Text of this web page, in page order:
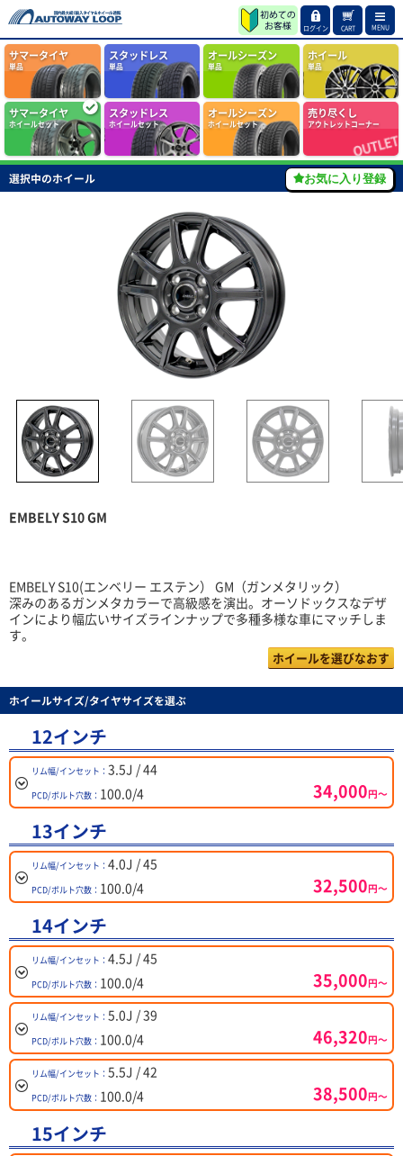
ログイン CART MENU
サマータイヤ
単品
スタッドレス
単品
オールシーズン
単品
ホイール
単品
サマータイヤ
ホイールセット
スタッドレス
ホイールセット
オールシーズン
ホイールセット
売り尽くし
アウトレットコーナー
選択中のホイール お気に入り登録
EMBELY S10 GM
EMBELY S10(エンベリー エステン） GM（ガンメタリック）
深みのあるガンメタカラーで高級感を演出。オーソドックスなデザ
インにより幅広いサイズラインナップで多種多様な車にマッチしま
す。
ホイールを選びなおす
ホイールサイズ/タイヤサイズを選ぶ
12インチ
リム幅/インセット： 3.5J / 44
PCD/ボルト穴数： 100.0/4 34,000円～
13インチ
リム幅/インセット： 4.0J / 45
PCD/ボルト穴数： 100.0/4 32,500円～
14インチ
リム幅/インセット： 4.5J / 45
PCD/ボルト穴数： 100.0/4 35,000円～
リム幅/インセット： 5.0J / 39
PCD/ボルト穴数： 100.0/4 46,320円～
リム幅/インセット： 5.5J / 42
PCD/ボルト穴数： 100.0/4 38,500円～
15インチ